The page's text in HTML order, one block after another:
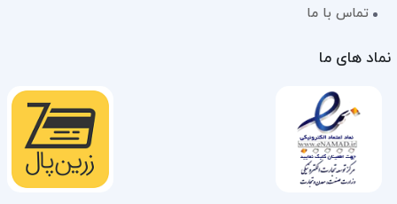
تماس با ما
نماد های ما